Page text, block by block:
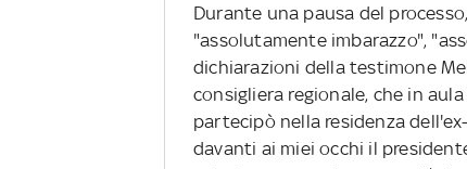
Durante una pausa del
"assolutamente imbarazzo",
dichiarazioni della testimone
consigliera regionale, che in
partecipò nella residenza
davanti ai miei occhi il